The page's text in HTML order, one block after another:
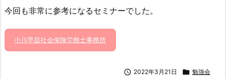
今回も非常に参考になるセミナーでした。
小川早苗社会保険労務士事務所
 2022年3月21日  勉強会